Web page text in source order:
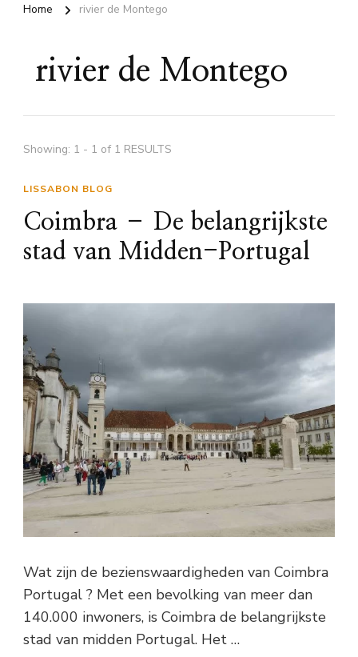
Home rivier de Montego
rivier de Montego
Showing: 1 - 1 of 1 RESULTS
LISSABON BLOG
Coimbra – De belangrijkste
stad van Midden-Portugal
Wat zijn de bezienswaardigheden van Coimbra
Portugal ? Met een bevolking van meer dan
140.000 inwoners, is Coimbra de belangrijkste
stad van midden Portugal. Het …